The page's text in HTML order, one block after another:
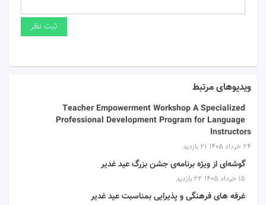
ویدیوهای مرتبط
Teacher Empowerment Workshop A Specialized
Professional Development Program for Language
Instructors
۲۴ خرداد ۱۴۰۵ 21 بازدید
گوشه‌ای از ویژه برنامه‌ی جشن بزرگ عید غدیر
۱۵ خرداد ۱۴۰۵ 22 بازدید
غرفه های فرهنگی و پذیرایی بمناسبت عید غدیر